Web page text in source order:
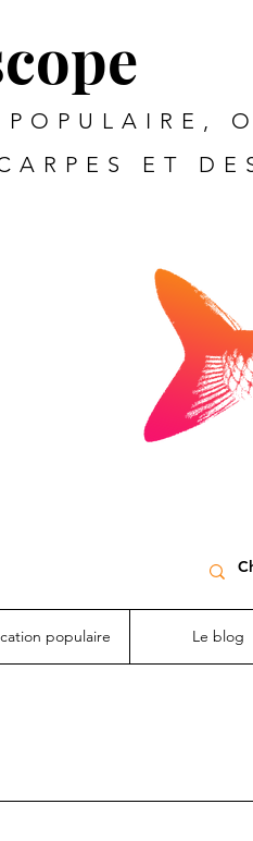
ET
populaire Le blog